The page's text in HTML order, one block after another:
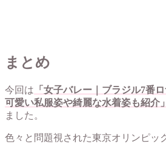
まとめ
今回は 「女子バレー｜ブラジル7番
可愛い私服姿や綺麗な水着姿も紹介」
ました。
色々と問題視された東京オリンピッ